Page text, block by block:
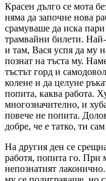
Красен дълго се мота
няма да започне нова
срамуваше да иска
трамвайни билети.
и там, Вася успя да му
познат на тъста му.
тъстът горд и
колене и да целуне
попита, каква работа.
многозначително, и
повече не попита.
добре, че е татко, ти
На другия ден се
работя, попита го. При
непознатият